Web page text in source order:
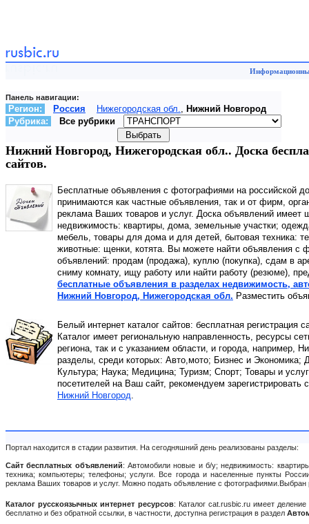
Панель навигации:
Регион: Россия Нижегородская обл., Нижний Новгород
Рубрика:
Все рубрики
Нижний Новгород, Нижегородская обл.. Доска
сайтов.
Бесплатные объявления с фотографиями на российской
принимаются как частные объявления, так и от фирм,
реклама Ваших товаров и услуг. Доска объявлений имеет
недвижимость: квартиры, дома, земельные участки;
мебель, товары для дома и для детей, бытовая техника:
животные: щенки, котята. Вы можете найти объявления с
объявлений: продам (продажа), куплю (покупка), сдам в
сниму комнату, ищу работу или найти работу (резюме),
бесплатные объявления в разделах недвижимость,
Нижний Новгород, Нижегородская обл. Разместить
Белый интернет каталог сайтов: бесплатная регистрация
Каталог имеет региональную направленность, ресурсы
региона, так и с указанием области, и города, например,
разделы, среди которых: Авто,мото; Бизнес и
Культура; Наука; Медицина; Туризм; Спорт; Товары и
посетителей на Ваш сайт, рекомендуем зарегистрировать
Нижний Новгород.
Портал находится в стадии развития. На сегодняшний день реализованы разделы:
Сайт бесплатных объявлений: Автомобили новые и б/у; недвижимость:
техника; компьютеры; телефоны; услуги. Все города и населенные пункты
реклама Ваших товаров и услуг. Можно подать объявление c фотографиями.Выбран
Каталог русскоязычных интернет ресурсов: Каталог cat.rusbic.ru имеет
бесплатно и без обратной ссылки, в частности, доступна регистрация в раздел